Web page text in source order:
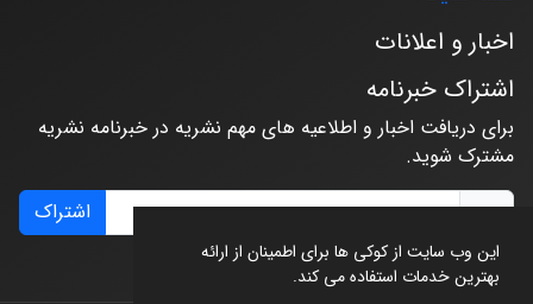
این وب سایت از کوکی ها برای اطمینان از ارائه
بهترین خدمات استفاده می کند.
اخبار و اعلانات
اشتراک خبرنامه
برای دریافت اخبار و اطلاعیه های مهم نشریه در خبرنامه نشریه
مشترک شوید.
اشتراک